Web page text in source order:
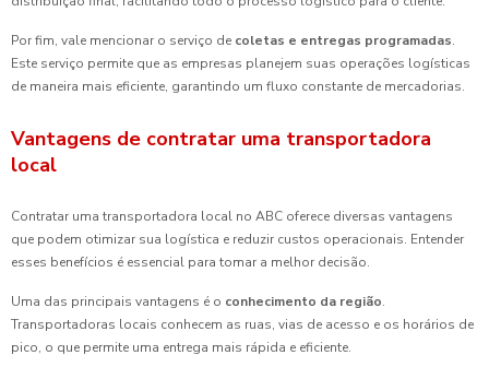
Por fim, vale mencionar o serviço de coletas e entregas programadas.
Este serviço permite que as empresas planejem suas operações logísticas
de maneira mais eficiente, garantindo um fluxo constante de mercadorias.
Vantagens de contratar uma transportadora
local
Contratar uma transportadora local no ABC oferece diversas vantagens
que podem otimizar sua logística e reduzir custos operacionais. Entender
esses benefícios é essencial para tomar a melhor decisão.
Uma das principais vantagens é o conhecimento da região.
Transportadoras locais conhecem as ruas, vias de acesso e os horários de
pico, o que permite uma entrega mais rápida e eficiente.